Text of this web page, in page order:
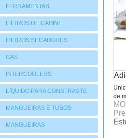
FERRAMENTAS
FILTROS DE CABINE
FILTROS SECADORES
GAS
INTERCOOLERS
LíQUIDO PARA CONSTRASTE
MANGUEIRAS E TUBOS
MANGUEIRAS
de